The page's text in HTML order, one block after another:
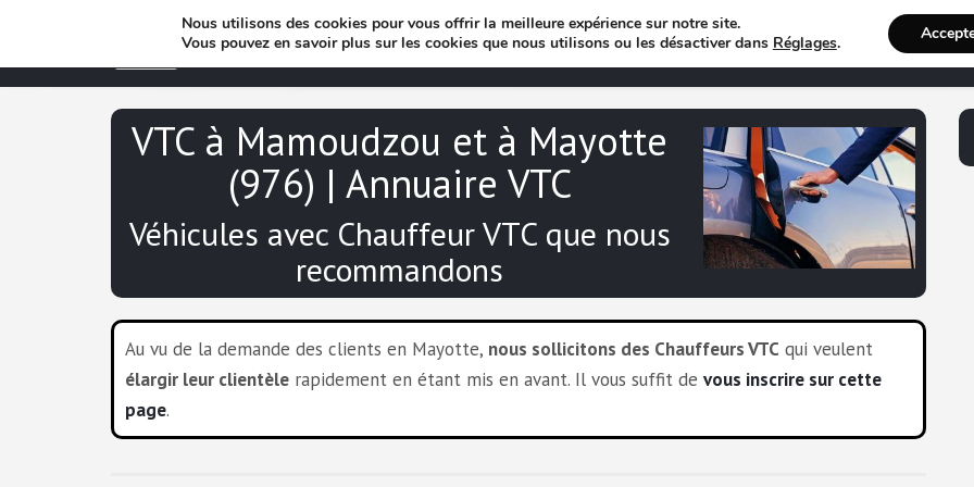
Annuaire VTC
VTC à Mamoudzou et à Mayotte
(976) | Annuaire VTC
Véhicules avec Chauffeur VTC que nous
recommandons
Au vu de la demande des clients en Mayotte, nous sollicitons des Chauffeurs VTC qui veulent
élargir leur clientèle rapidement en étant mis en avant. Il vous suffit de vous inscrire sur cette
page.
Nous utilisons des cookies pour vous offrir la meilleure expérience sur notre site.
Vous pouvez en savoir plus sur les cookies que nous utilisons ou les désactiver dans Réglages.